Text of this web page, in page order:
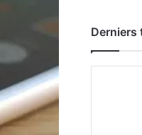
Derniers